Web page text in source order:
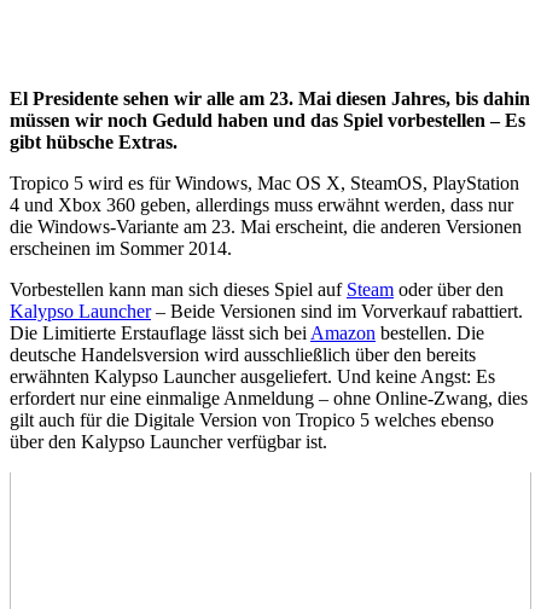
El Presidente sehen wir alle am 23. Mai diesen Jahres, bis dahin
müssen wir noch Geduld haben und das Spiel vorbestellen – Es
gibt hübsche Extras.
Tropico 5 wird es für Windows, Mac OS X, SteamOS, PlayStation
4 und Xbox 360 geben, allerdings muss erwähnt werden, dass nur
die Windows-Variante am 23. Mai erscheint, die anderen Versionen
erscheinen im Sommer 2014.
Vorbestellen kann man sich dieses Spiel auf Steam oder über den
Kalypso Launcher– Beide Versionen sind im Vorverkauf rabattiert.
Die Limitierte Erstauflage lässt sich bei Amazon bestellen. Die
deutsche Handelsversion wird ausschließlich über den bereits
erwähnten Kalypso Launcher ausgeliefert. Und keine Angst: Es
erfordert nur eine einmalige Anmeldung – ohne Online-Zwang, dies
gilt auch für die Digitale Version von Tropico 5 welches ebenso
über den Kalypso Launcher verfügbar ist.